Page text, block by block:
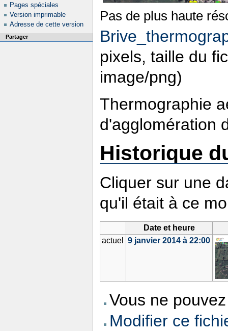
Pas de plus haute
pixels, taille du
image/png)
Thermographie
d'agglomération
Historique
Cliquer sur une
qu'il était à ce
Date et heure
actuel
9 janvier 2014 à 22:00
Vous ne
Modifier ce
Pages spéciales
Version imprimable
Adresse de cette version
Partager